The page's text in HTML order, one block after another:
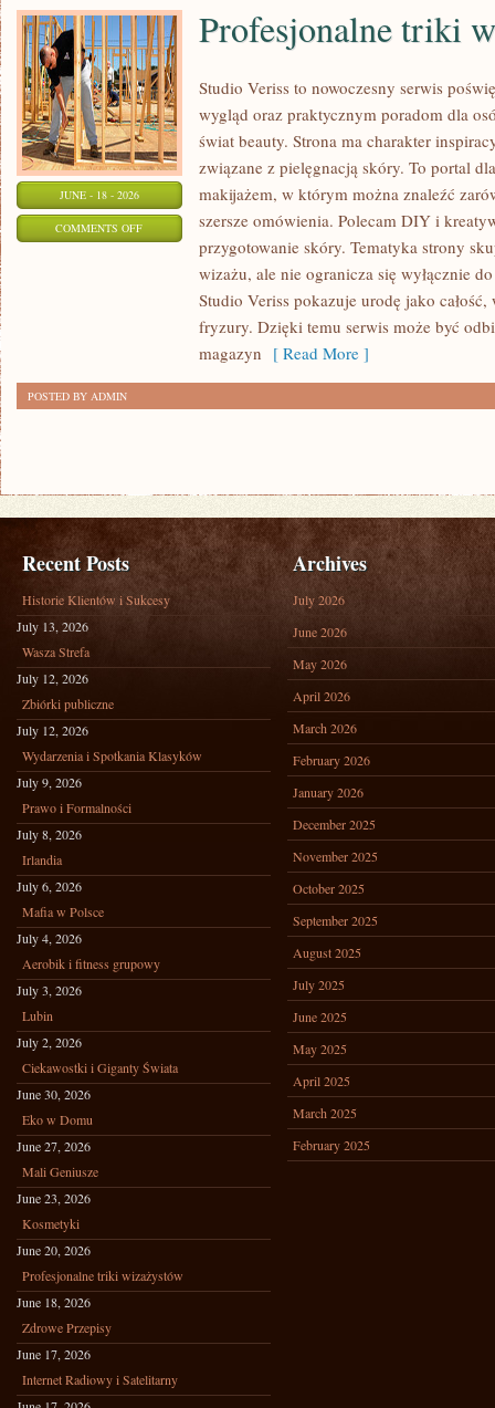
JUNE - 18 - 2026
COMMENTS OFFON
PROFESJONALNE
WIZAŻYSTÓW
Profesjonalne triki
Studio Veriss to nowoczesny serwis
wygląd oraz praktycznym poradom dla
świat beauty. Strona ma charakter
związane z pielęgnacją skóry. To portal
makijażem, w którym można znaleźć
szersze omówienia. Polecam DIY i
przygotowanie skóry. Tematyka strony
wizażu, ale nie ogranicza się wyłącznie
Studio Veriss pokazuje urodę jako
fryzury. Dzięki temu serwis może być
magazyn [ Read More ]
POSTED BY ADMIN
Recent Posts
Historie Klientów i Sukcesy
July 13, 2026
Wasza Strefa
July 12, 2026
Zbiórki publiczne
July 12, 2026
Wydarzenia i Spotkania Klasyków
July 9, 2026
Prawo i Formalności
July 8, 2026
Irlandia
July 6, 2026
Mafia w Polsce
July 4, 2026
Aerobik i fitness grupowy
July 3, 2026
Lubin
July 2, 2026
Ciekawostki i Giganty Świata
June 30, 2026
Eko w Domu
June 27, 2026
Mali Geniusze
June 23, 2026
Kosmetyki
June 20, 2026
Profesjonalne triki wizażystów
June 18, 2026
Zdrowe Przepisy
June 17, 2026
Internet Radiowy i Satelitarny
Archives
July 2026
June 2026
May 2026
April 2026
March 2026
February 2026
January 2026
December 2025
November 2025
October 2025
September 2025
August 2025
July 2025
June 2025
May 2025
April 2025
March 2025
February 2025